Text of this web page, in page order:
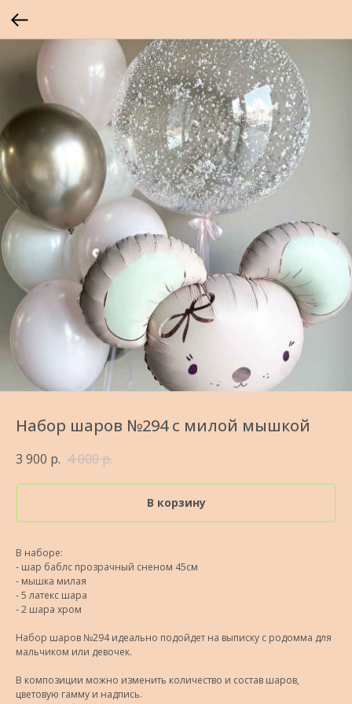
Набор шаров №294 с милой мышкой
3 900 р. 4 000р.
В корзину
В наборе:
- шар баблс прозрачный сненом 45см
- мышка милая
- 5 латекс шара
- 2 шара хром
Набор шаров №294 идеально подойдет на выписку с родомма для
мальчиком или девочек.
В композиции можно изменить количество и состав шаров,
цветовую гамму и надпись.